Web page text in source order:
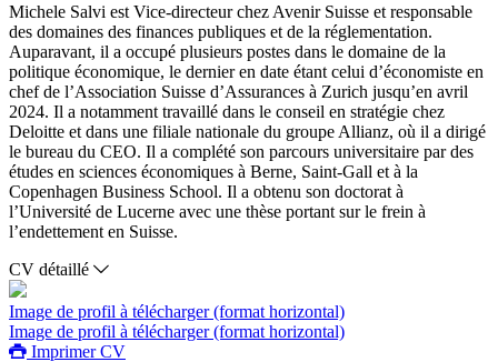
Michele Salvi est Vice-directeur chez Avenir Suisse et responsable
des domaines des finances publiques et de la réglementation.
Auparavant, il a occupé plusieurs postes dans le domaine de la
politique économique, le dernier en date étant celui d’économiste en
chef de l’Association Suisse d’Assurances à Zurich jusqu’en avril
2024. Il a notamment travaillé dans le conseil en stratégie chez
Deloitte et dans une filiale nationale du groupe Allianz, où il a dirigé
le bureau du CEO. Il a complété son parcours universitaire par des
études en sciences économiques à Berne, Saint-Gall et à la
Copenhagen Business School. Il a obtenu son doctorat à
l’Université de Lucerne avec une thèse portant sur le frein à
l’endettement en Suisse.
CV détaillé
Image de profil à télécharger (format horizontal)
Image de profil à télécharger (format horizontal)
Imprimer CV